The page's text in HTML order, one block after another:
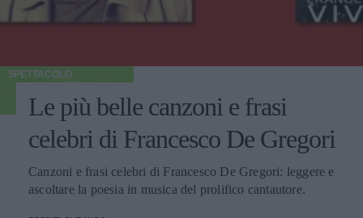
SPETTACOLO
Le più belle canzoni e frasi
celebri di Francesco De Gregori
Canzoni e frasi celebri di Francesco De Gregori: leggere e
ascoltare la poesia in musica del prolifico cantautore.